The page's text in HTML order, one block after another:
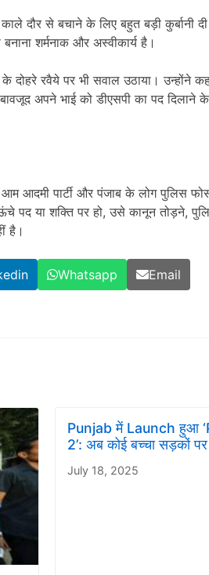
दौर से बचाने के लिए बहुत बड़ी कुर्बानी
शर्मनाक और अस्वीकार्य है।
रवैये पर भी सवाल उठाया। उन्होंने
अपने भाई को डीएसपी का पद दिलाने
आम आदमी पार्टी और पंजाब के लोग पुलिस
पद या शक्ति पर हो, उसे कानून तोड़ने,
है।
Whatsapp Email
Punjab में Launch हुआ
2’: अब कोई बच्चा सड़कों पर
July 18, 2025